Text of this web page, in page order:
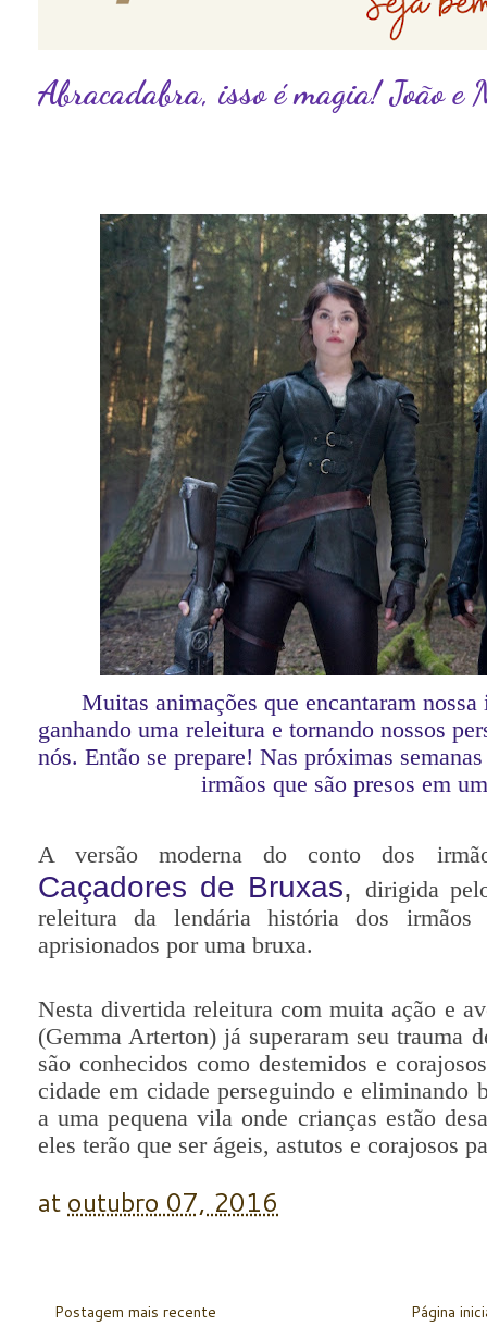
Abracadabra, isso é magia! João e
Muitas animações que encantaram
ganhando uma releitura e tornando nossos
nós. Então se prepare! Nas próximas
irmãos que são presos em
A versão moderna do conto dos
Caçadores de Bruxas, dirigida
releitura da lendária história dos
aprisionados por uma bruxa.
Nesta divertida releitura com muita ação e
(Gemma Arterton) já superaram seu trauma
são conhecidos como destemidos e
cidade em cidade perseguindo e eliminando
a uma pequena vila onde crianças estão
eles terão que ser ágeis, astutos e corajosos
at outubro 07, 2016
Postagem mais recente Página